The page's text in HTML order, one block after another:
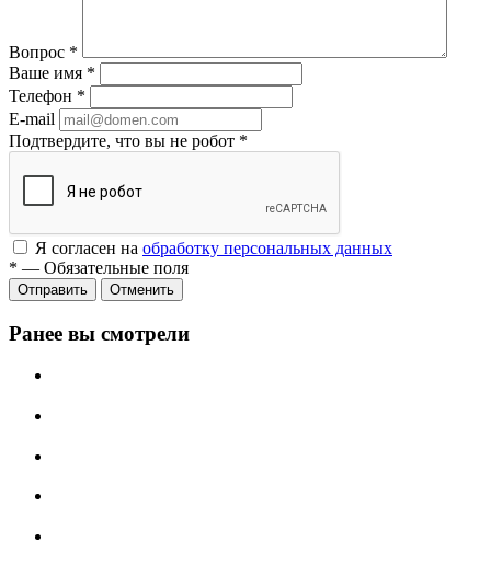
Вопрос *
Ваше имя *
Телефон *
E-mail
Подтвердите, что вы не робот *
Я согласен на обработку персональных данных
* — Обязательные поля
Отменить
Ранее вы смотрели